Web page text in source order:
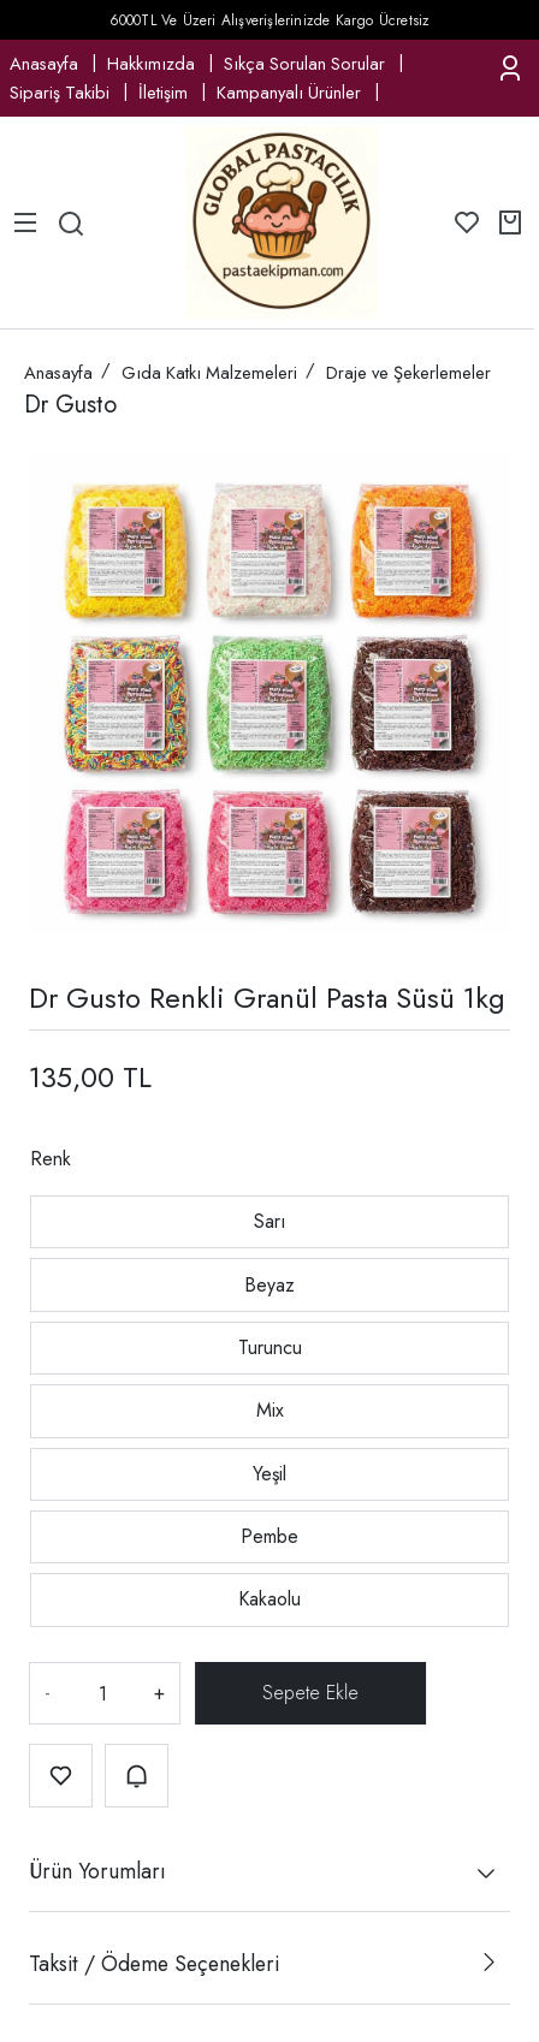
6000TL Ve Üzeri Alışverişlerinizde Kargo Ücretsiz
Anasayfa Hakkımızda
Sıkça Sorulan Sorular
Sipariş Takibi
İletişim Kampanyalı Ürünler
Anasayfa Gıda Katkı Malzemeleri Draje ve Şekerlemeler
Dr Gusto
Dr Gusto Renkli Granül Pasta Süsü 1kg
135,00 TL
Renk
Sarı
Beyaz
Turuncu
Mix
Yeşil
Pembe
Kakaolu
- +
Ürün Yorumları
Taksit / Ödeme Seçenekleri